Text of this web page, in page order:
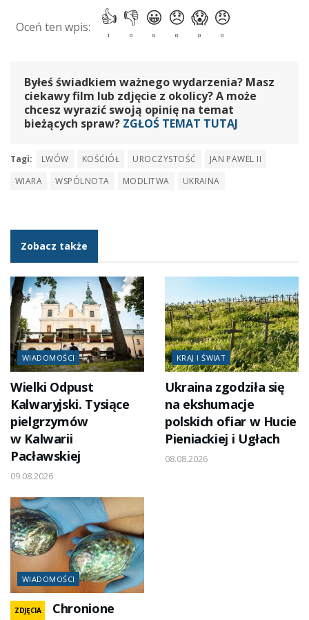
Byłeś świadkiem ważnego wydarzenia? Masz
ciekawy film lub zdjęcie z okolicy? A może
chcesz wyrazić swoją opinię na temat
bieżących spraw? ZGŁOŚ TEMAT TUTAJ
Tagi: LWÓW KOŚĆIÓŁ UROCZYSTOŚĆ
JAN PAWEL II
WIARA
WSPÓLNOTA MODLITWA UKRAINA
Zobacz także
WIADOMOŚCI
Wielki Odpust
Kalwaryjski. Tysiące
pielgrzymów
w Kalwarii
Pacławskiej
09.08.2026
KRAJ I ŚWIAT
Ukraina zgodziła się
na ekshumacje
polskich ofiar w Hucie
Pieniackiej i Ugłach
08.08.2026
WIADOMOŚCI
ZDJĘCIA
Chronione